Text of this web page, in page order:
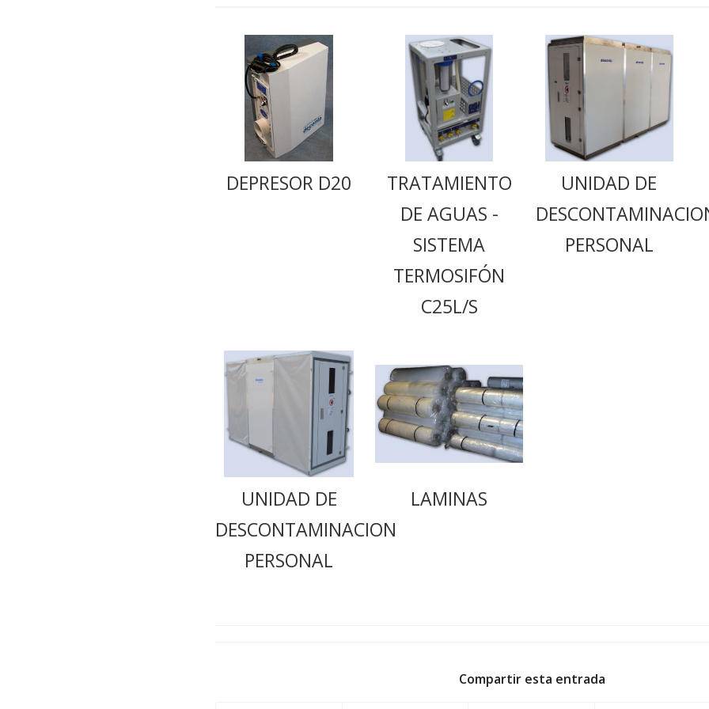
DEPRESOR D20
TRATAMIENTO
DE AGUAS -
SISTEMA
TERMOSIFÓN
C25L/S
UNIDAD DE
PERSONAL
UNIDAD DE
DESCONTAMINACION
PERSONAL
LAMINAS
Compartir esta entrada